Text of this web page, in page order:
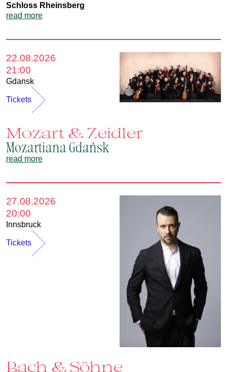
Schloss Rheinsberg
read more
22.08.2026
21:00
Gdansk
Tickets
Mozart & Zeidler
Mozartiana Gdańsk
read more
27.08.2026
20:00
Innsbruck
Tickets
Bach & Söhne